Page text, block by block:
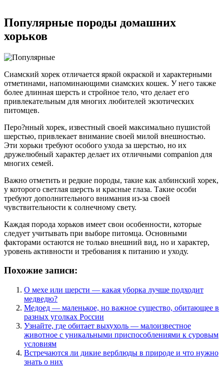
Популярные породы домашних
хорьков
Сиамский хорек отличается яркой окраской и характерными
отметинами, напоминающими сиамских кошек. У него также
более длинная шерсть и стройное тело, что делает его
привлекательным для многих любителей экзотических
питомцев.
Перо?нный хорек, известный своей максимально пушистой
шерстью, привлекает внимание своей милой внешностью.
Эти хорьки требуют особого ухода за шерстью, но их
дружелюбный характер делает их отличными companion для
многих семей.
Важно отметить и редкие породы, такие как албинский хорек,
у которого светлая шерсть и красные глаза. Такие особи
требуют дополнительного внимания из-за своей
чувствительности к солнечному свету.
Каждая порода хорьков имеет свои особенности, которые
следует учитывать при выборе питомца. Основными
факторами остаются не только внешний вид, но и характер,
уровень активности и требования к питанию и уходу.
Похожие записи:
О мехе или шерсти — какая уборка лучше подходит
медведю?
Медоед — маленькое, но важное существо, обитающее в
разных уголках России
Узнайте, где обитает выхухоль — малоизвестное
животное с уникальными приспособлениями к суровым
условиям
Встречаются ли дикие верблюды в природе и что нужно
знать о них